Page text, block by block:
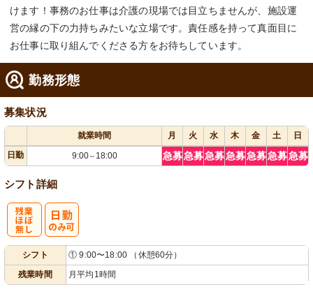
けます！事務のお仕事は介護の現場では目立ちませんが、施設運
営の縁の下の力持ちみたいな立場です。責任感を持って真面目に
お仕事に取り組んでくださる方をお待ちしています。
勤務形態
募集状況
就業時間 月 火 水 木 金 土
日
日勤
9:00～ 18:00 急募急募急募急募急募急募急募
シフト詳細
シフト
① 9:00〜18:00 （休憩60分）
残業時間
月平均1時間